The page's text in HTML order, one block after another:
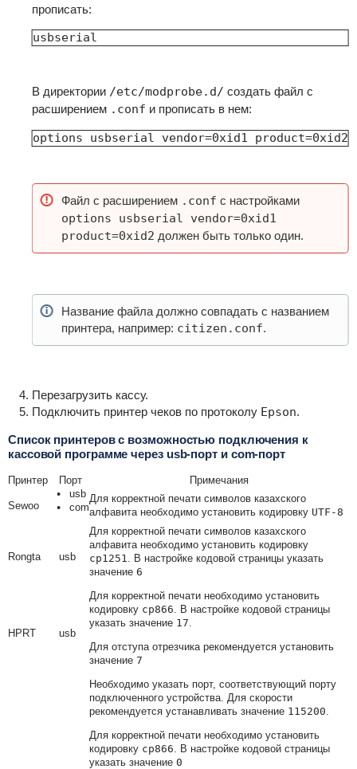
прописать:
usbserial
В директории /etc/modprobe.d/ создать файл с
расширением .conf и прописать в нем:
options usbserial vendor=0xid1 product=0xid2
Файл с расширением .conf с настройками
options usbserial vendor=0xid1
product=0xid2 должен быть только один.
Название файла должно совпадать с названием
принтера, например: citizen.conf.
Перезагрузить кассу.
Подключить принтер чеков по протоколу Epson.
Список принтеров c возможностью подключения к
кассовой программе через usb-порт и com-порт
Принтер Порт Примечания
Sewoo
usb
com
Для корректной печати символов казахского
алфавита необходимо установить кодировку UTF-8
Rongta usb
Для корректной печати символов казахского
алфавита необходимо установить кодировку
cp1251. В настройке кодовой страницы указать
значение 6
HPRT usb
Для корректной печати необходимо установить
кодировку cp866. В настройке кодовой страницы
указать значение 17.
Для отступа отрезчика рекомендуется установить
значение 7
Необходимо указать порт, соответствующий порту
подключенного устройства. Для скорости
рекомендуется устанавливать значение 115200.
Для корректной печати необходимо установить
кодировку cp866. В настройке кодовой страницы
указать значение 0